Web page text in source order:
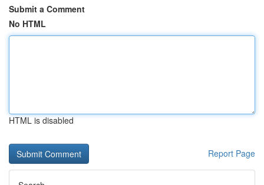
Submit a Comment
No HTML
HTML is disabled
Report Page